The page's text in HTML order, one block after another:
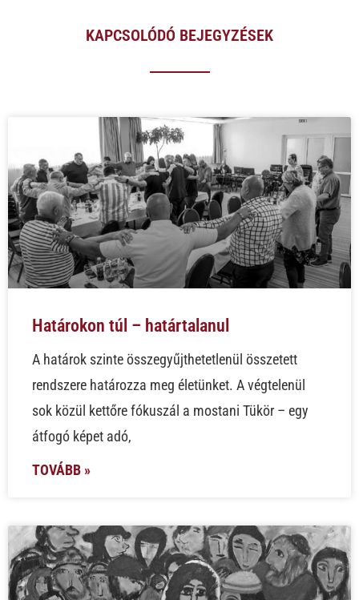
KAPCSOLÓDÓ BEJEGYZÉSEK
Határokon túl – határtalanul
A határok szinte összegyűjthetetlenül összetett
rendszere határozza meg életünket. A végtelenül
sok közül kettőre fókuszál a mostani Tükör – egy
átfogó képet adó,
TOVÁBB »